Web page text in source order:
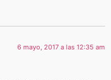
6 mayo, 2017 a las 12:35 am